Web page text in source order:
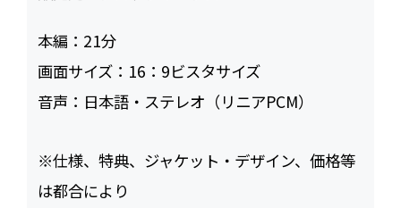
本編： 21
画面サイズ： 16：9ビスタサイズ
音声： 日本語・ステレオ（リニアPCM）
※仕様、特典、ジャケット・デザイン、価格等
は都合により